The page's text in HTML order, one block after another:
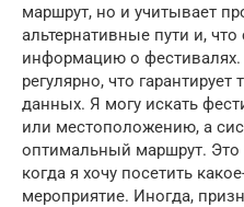
маршрут, но и учитывает
альтернативные пути и,
информацию о
регулярно, что гарантирует
данных. Я могу искать
или местоположению, а
оптимальный маршрут. Это
когда я хочу посетить
мероприятие. Иногда,